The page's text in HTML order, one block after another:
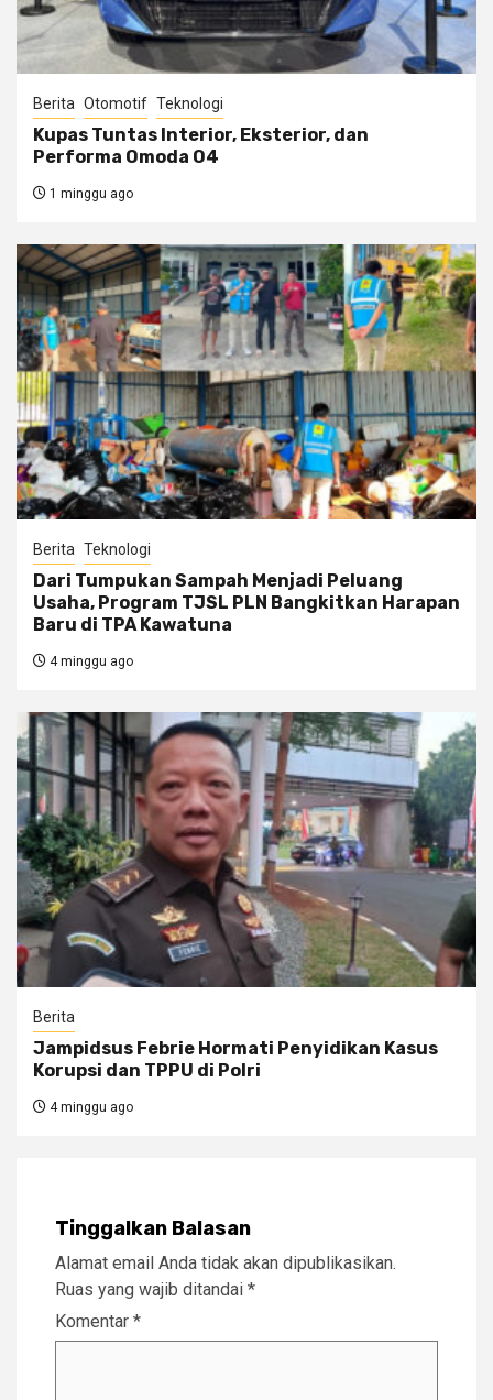
Berita Otomotif Teknologi
Kupas Tuntas Interior, Eksterior, dan
Performa Omoda O4
1 minggu ago
Berita Teknologi
Dari Tumpukan Sampah Menjadi Peluang
Usaha, Program TJSL PLN Bangkitkan Harapan
Baru di TPA Kawatuna
4 minggu ago
Berita
Jampidsus Febrie Hormati Penyidikan Kasus
Korupsi dan TPPU di Polri
4 minggu ago
Tinggalkan Balasan
Alamat email Anda tidak akan dipublikasikan.
Ruas yang wajib ditandai *
Komentar *